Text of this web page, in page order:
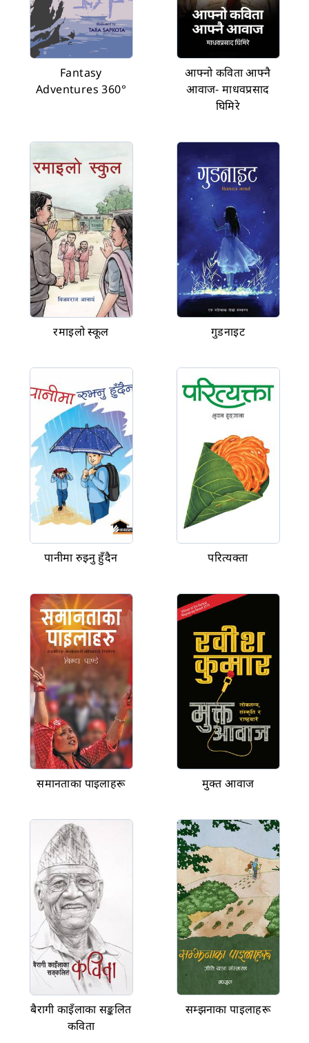
Fantasy
Adventures 360°
आफ्नो कविता आफ्नै
आवाज- माधवप्रसाद
घिमिरे
रमाइलो स्कूल गुडनाइट
पानीमा रुझ्नु हुँदैन परित्यक्ता
समानताका पाइलाहरू मुक्त आवाज
बैरागी काइँलाका सङ्कलित
कविता
सम्झनाका पाइलाहरू